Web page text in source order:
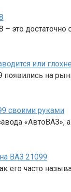
– это
или
на
своими руками
ВАЗ 21099
его часто